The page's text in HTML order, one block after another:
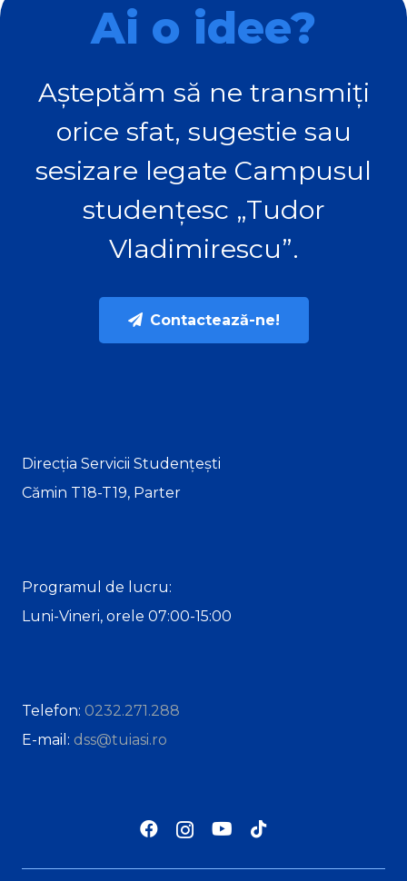
Ai o idee?
Așteptăm să ne transmiți
orice sfat, sugestie sau
sesizare legate Campusul
studențesc „Tudor
Vladimirescu”.
Contactează-ne!
Direcția Servicii Studențești
Cămin T18-T19, Parter
Programul de lucru:
Luni-Vineri, orele 07:00-15:00
Telefon: 0232.271.288
E-mail: dss@tuiasi.ro